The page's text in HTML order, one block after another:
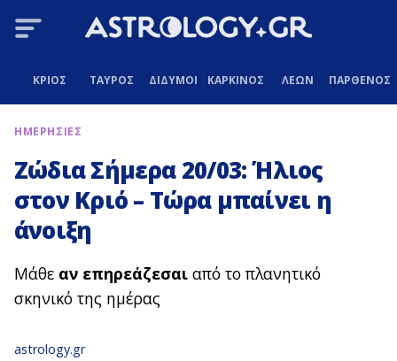
ΚΡΙΟΣ ΤΑΥΡΟΣ ΔΙΔΥΜΟΙ ΚΑΡΚΙΝΟΣ ΛΕΩΝ ΠΑΡΘΕΝΟΣ
ΗΜΕΡΗΣΙΕΣ
Ζώδια Σήμερα 20/03: Ήλιος
στον Κριό – Τώρα μπαίνει η
άνοιξη
Μάθε αν επηρεάζεσαι από το πλανητικό
σκηνικό της ημέρας
astrology.gr